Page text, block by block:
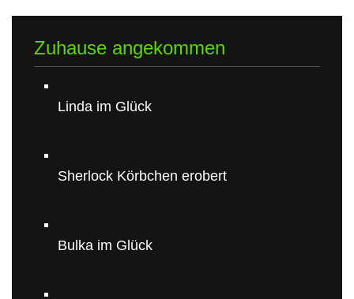
Zuhause angekommen
Linda im Glück
Sherlock Körbchen erobert
Bulka im Glück